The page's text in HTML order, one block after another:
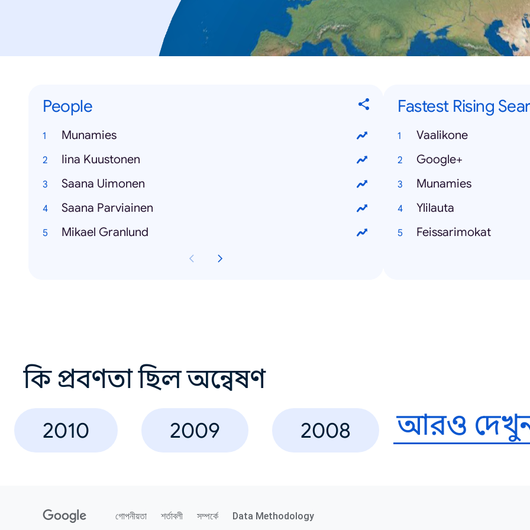
People
Munamies
Iina Kuustonen
Saana Uimonen
Saana Parviainen
Mikael Granlund
Fastest Rising
Vaalikone
Google+
Munamies
Ylilauta
Feissarimokat
কি প্রবণতা ছিল অন্বেষণ
2010 2009 2008 আরও
গোপনীয়তা শর্তাবলী সম্পর্কে Data Methodology